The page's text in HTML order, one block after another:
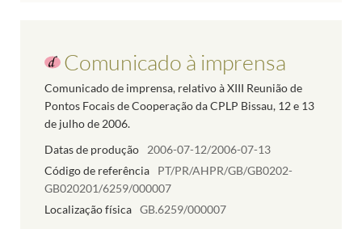
Comunicado à imprensa
Comunicado de imprensa, relativo à XIII Reunião de
Pontos Focais de Cooperação da CPLP Bissau, 12 e 13
de julho de 2006.
Datas de produção
2006-07-12/2006-07-13
Código de referência
PT/PR/AHPR/GB/GB0202-
GB020201/6259/000007
Localização física GB.6259/000007